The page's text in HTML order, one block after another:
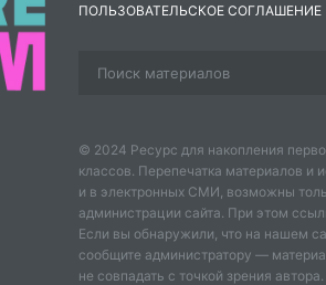
помогает?
прибегут,
угроз спасут
полиции и службы спасения
ПОЛЬЗОВАТЕЛЬСКОЕ СОГЛАШЕНИЕ
© 2024 Ресурс для накопления
классов. Перепечатка материалов и
и в электронных СМИ, возможны
администрации сайта. При этом
Если вы обнаружили, что на нашем
сообщите администратору —
не совпадать с точкой зрения автора.